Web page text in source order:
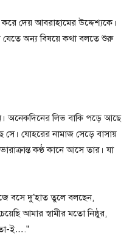
দেয় আবরাহামের উদ্দেশ্যকে।
যেতে অন্য বিষয়ে কথা বলতে শুরু
অনেকদিনের লিভ বাকি পড়ে আছে
সে। যোহরের নামাজ সেড়ে বাসায়
কণ্ঠ কানে আসে তার। যা
বসে দু’হাত তুলে বলছেন,
আমার স্বামীর মতো নিষ্ঠুর,
তা-ই….”